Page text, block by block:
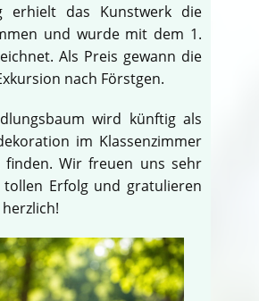
erhielt das Kunstwerk die
und wurde mit dem 1.
Als Preis gewann die
nach Förstgen.
wird künftig als
im Klassenzimmer
finden. Wir freuen uns sehr
Erfolg und gratulieren